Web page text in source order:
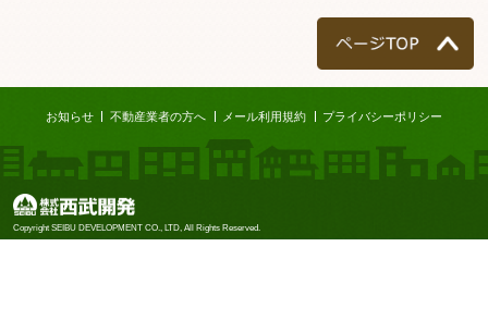
お知らせ 不動産業者の方へ メール利用規約 プライバシーポリシー
株式会社西武開発
Copyright SEIBU DEVELOPMENT CO., LTD, All Rights Reserved.